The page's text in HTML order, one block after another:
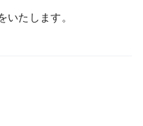
いたします。